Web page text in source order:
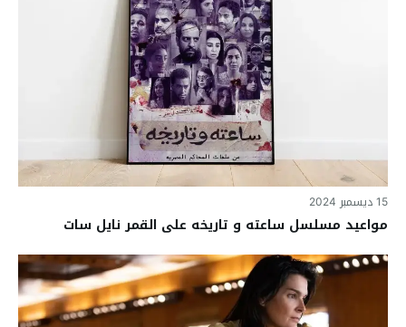
15 ديسمبر 2024
مواعيد مسلسل ساعته و تاريخه على القمر نايل سات